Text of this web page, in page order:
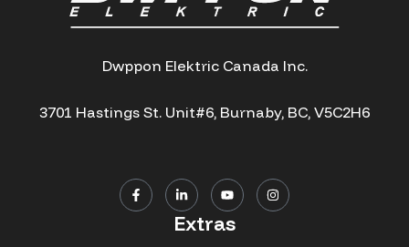
Dwppon Elektric Canada Inc.
3701 Hastings St. Unit#6, Burnaby, BC, V5C2H6
Extras